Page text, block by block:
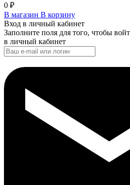
0 ₽
В магазин В корзину
Вход в личный кабинет
Заполните поля для того, чтобы
в личный кабинет